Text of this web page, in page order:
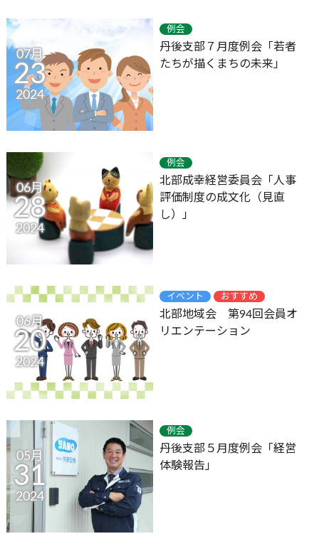
07月
23
2024
例会
丹後支部７月度例会「若者
たちが描くまちの未来」
06月
28
2024
例会
北部成幸経営委員会「人事
評価制度の成文化（見直
し）」
06月
20
2024
イベント おすすめ
北部地域会 第94回会員オ
リエンテーション
05月
31
2024
例会
丹後支部５月度例会「経営
体験報告」